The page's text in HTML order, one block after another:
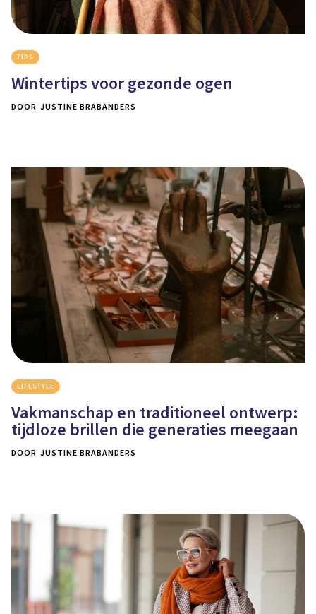
TIPS
Wintertips voor gezonde ogen
DOOR JUSTINE BRABANDERS
LIFESTYLE
Vakmanschap en traditioneel ontwerp:
tijdloze brillen die generaties meegaan
DOOR JUSTINE BRABANDERS